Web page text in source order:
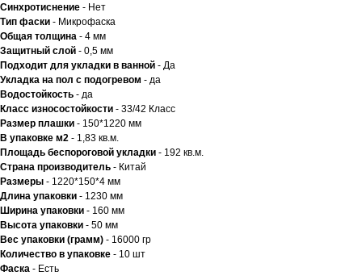
Синхротиснение - Нет
Тип фаски - Микрофаска
Общая толщина - 4 мм
Защитный слой - 0,5 мм
Подходит для укладки в ванной - Да
Укладка на пол c подогревом - да
Водостойкость - да
Класс износостойкости - 33/42 Класс
Размер плашки - 150*1220 мм
В упаковке м2 - 1,83 кв.м.
Площадь беспороговой укладки - 192 кв.м.
Страна производитель - Китай
Размеры - 1220*150*4 мм
Длина упаковки - 1230 мм
Ширина упаковки - 160 мм
Высота упаковки - 50 мм
Вес упаковки (грамм) - 16000 гр
Количество в упаковке - 10 шт
Фаска - Есть
двери.23
межкомнатные двери
замер
акции
наши работы
алюминиевые
перегородки